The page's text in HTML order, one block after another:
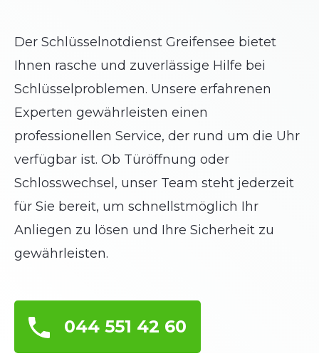
Der Schlüsselnotdienst Greifensee bietet
Ihnen rasche und zuverlässige Hilfe bei
Schlüsselproblemen. Unsere erfahrenen
Experten gewährleisten einen
professionellen Service, der rund um die Uhr
verfügbar ist. Ob Türöffnung oder
Schlosswechsel, unser Team steht jederzeit
für Sie bereit, um schnellstmöglich Ihr
Anliegen zu lösen und Ihre Sicherheit zu
gewährleisten.
044 551 42 60